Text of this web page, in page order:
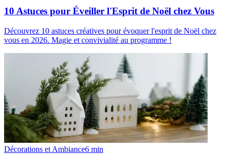
10 Astuces pour Éveiller l'Esprit de Noël chez Vous
Découvrez 10 astuces créatives pour évoquer l'esprit de Noël chez
vous en 2026. Magie et convivialité au programme !
Décorations et Ambiance6 min